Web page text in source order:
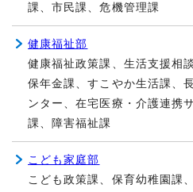
課、市民課、危機管理課
健康福祉部
健康福祉政策課、生活支援相
保年金課、すこやか生活課、
ンター、在宅医療・介護連携
課、障害福祉課
こども家庭部
こども政策課、保育幼稚園課